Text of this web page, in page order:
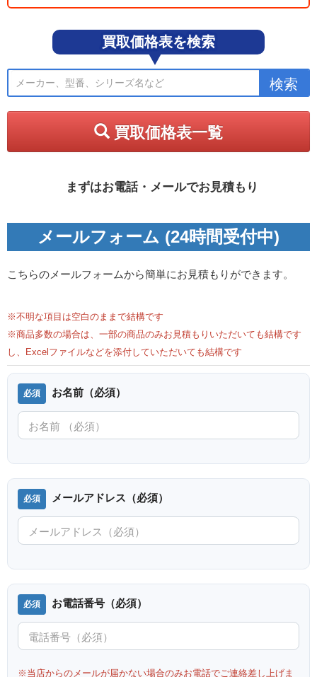
買取価格表を検索
買取価格表一覧
まずはお電話・メールでお見積もり
メールフォーム (24時間受付中)
こちらのメールフォームから簡単にお見積もりができます。
※不明な項目は空白のままで結構です
※商品多数の場合は、一部の商品のみお見積もりいただいても結構です
し、Excelファイルなどを添付していただいても結構です
お名前（必須）
メールアドレス（必須）
お電話番号（必須）
※当店からのメールが届かない場合のみお電話でご連絡差し上げま